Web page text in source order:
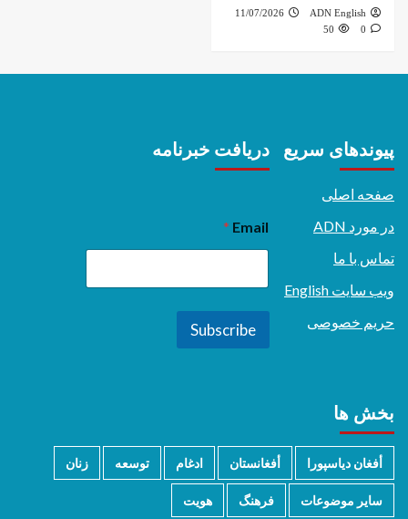
ADN English
11/07/2026
0
50
پیوندهای سریع
صفحه اصلی
در مورد ADN
تماس با ما
ویب سایت English
حریم خصوصی
دریافت خبرنامه
Email
*
Subscribe
بخش ها
أفغان دیاسپورا أفغانستان ادغام توسعه زنان
سایر موضوعات فرهنگ هویت